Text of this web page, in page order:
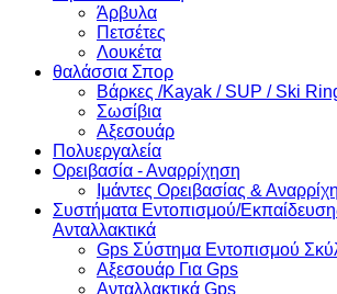
Άρβυλα
Πετσέτες
Λουκέτα
θαλάσσια Σπορ
Βάρκες /Kayak / SUP / Ski
Σωσίβια
Αξεσουάρ
Πολυεργαλεία
Ορειβασία - Αναρρίχηση
Ιμάντες Ορειβασίας &
Συστήματα Εντοπισμού/
Ανταλλακτικά
Gps Σύστημα Εντοπισμού
Αξεσουάρ Για Gps
Ανταλλακτικά Gps